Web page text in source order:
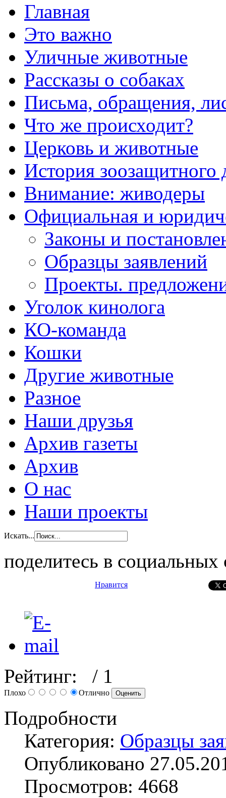
Главная
Это важно
Уличные животные
Рассказы о собаках
Письма, обращения,
Что же происходит?
Церковь и животные
История зоозащитного
Внимание: живодеры
Официальная и
Законы и
Образцы заявлений
Проекты.
Уголок кинолога
КО-команда
Кошки
Другие животные
Разное
Наши друзья
Архив газеты
Архив
О нас
Наши проекты
Искать...
поделитесь в социальных
Нравится
Рейтинг: / 1
Плохо Отлично
Подробности
Категория: Образцы
Опубликовано
Просмотров: 4668